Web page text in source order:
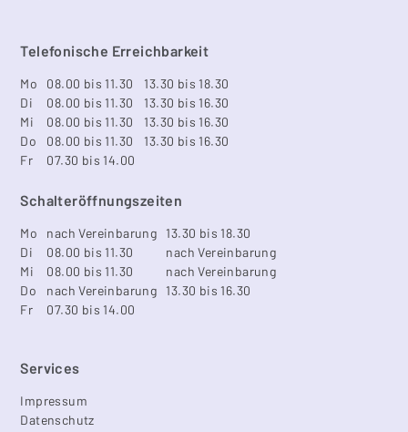
Telefonische Erreichbarkeit
Mo 08.00 bis 11.30
13.30 bis 18.30
Di
08.00 bis 11.30
13.30 bis 16.30
Mi
08.00 bis 11.30
13.30 bis 16.30
Do
08.00 bis 11.30
13.30 bis 16.30
Fr
07.30 bis 14.00
Schalteröffnungszeiten
Mo nach Vereinbarung
13.30 bis 18.30
Di
08.00 bis 11.30
nach Vereinbarung
Mi
08.00 bis 11.30
nach Vereinbarung
Do
nach Vereinbarung
13.30 bis 16.30
Fr
07.30 bis 14.00
Services
Impressum
Datenschutz